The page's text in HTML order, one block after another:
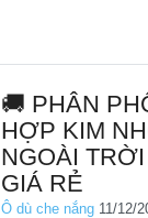
🚚 PHÂN
HỢP KIM
NGOÀI
GIÁ RẺ
Ô dù che nắng 11/12/